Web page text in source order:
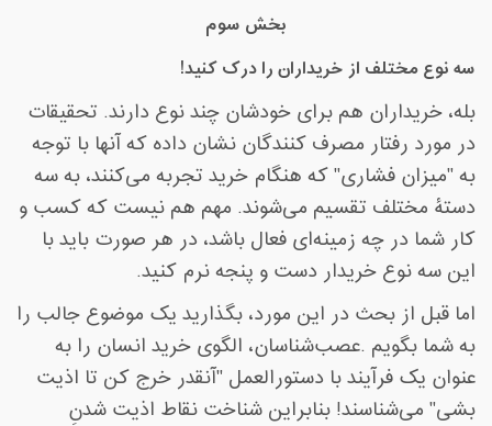
بخش سوم
سه نوع مختلف از خریداران را درک کنید!
بله، خریداران هم برای خودشان چند نوع دارند. تحقیقات
در مورد رفتار مصرف کنندگان نشان داده که آنها با توجه
به "میزان فشاری" که هنگام خرید تجربه می‌کنند، به سه
دستۀ مختلف تقسیم می‌شوند. مهم هم نیست که کسب و
کار شما در چه زمینه‌ای فعال باشد، در هر صورت باید با
این سه نوع خریدار دست و پنجه نرم کنید.
اما قبل از بحث در این مورد، بگذارید یک موضوع جالب را
به شما بگویم .عصب‌شناسان، الگوی خرید انسان‌ را به
عنوان یک فرآیند با دستورالعمل "آنقدر خرج کن تا اذیت
بشی" می‌شناسند! بنابراین شناخت نقاط اذیت شدنِ